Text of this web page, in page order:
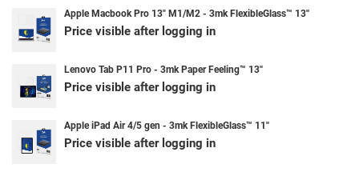
Apple Macbook Pro 13" M1/M2 - 3mk FlexibleGlass™ 13''
Price visible after logging in
Lenovo Tab P11 Pro - 3mk Paper Feeling™ 13''
Price visible after logging in
Apple iPad Air 4/5 gen - 3mk FlexibleGlass™ 11''
Price visible after logging in